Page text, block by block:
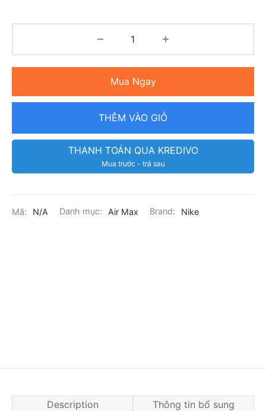
Mua Ngay
THÊM VÀO GIỎ
THANH TOÁN QUA KREDIVO
Mua trước - trả sau
Mã: N/A Danh mục: Air Max Brand: Nike
Description Thông tin bổ sung